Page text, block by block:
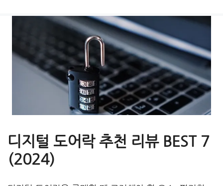
리
디지털 도어락 추천 리뷰 BEST 7
(2024)